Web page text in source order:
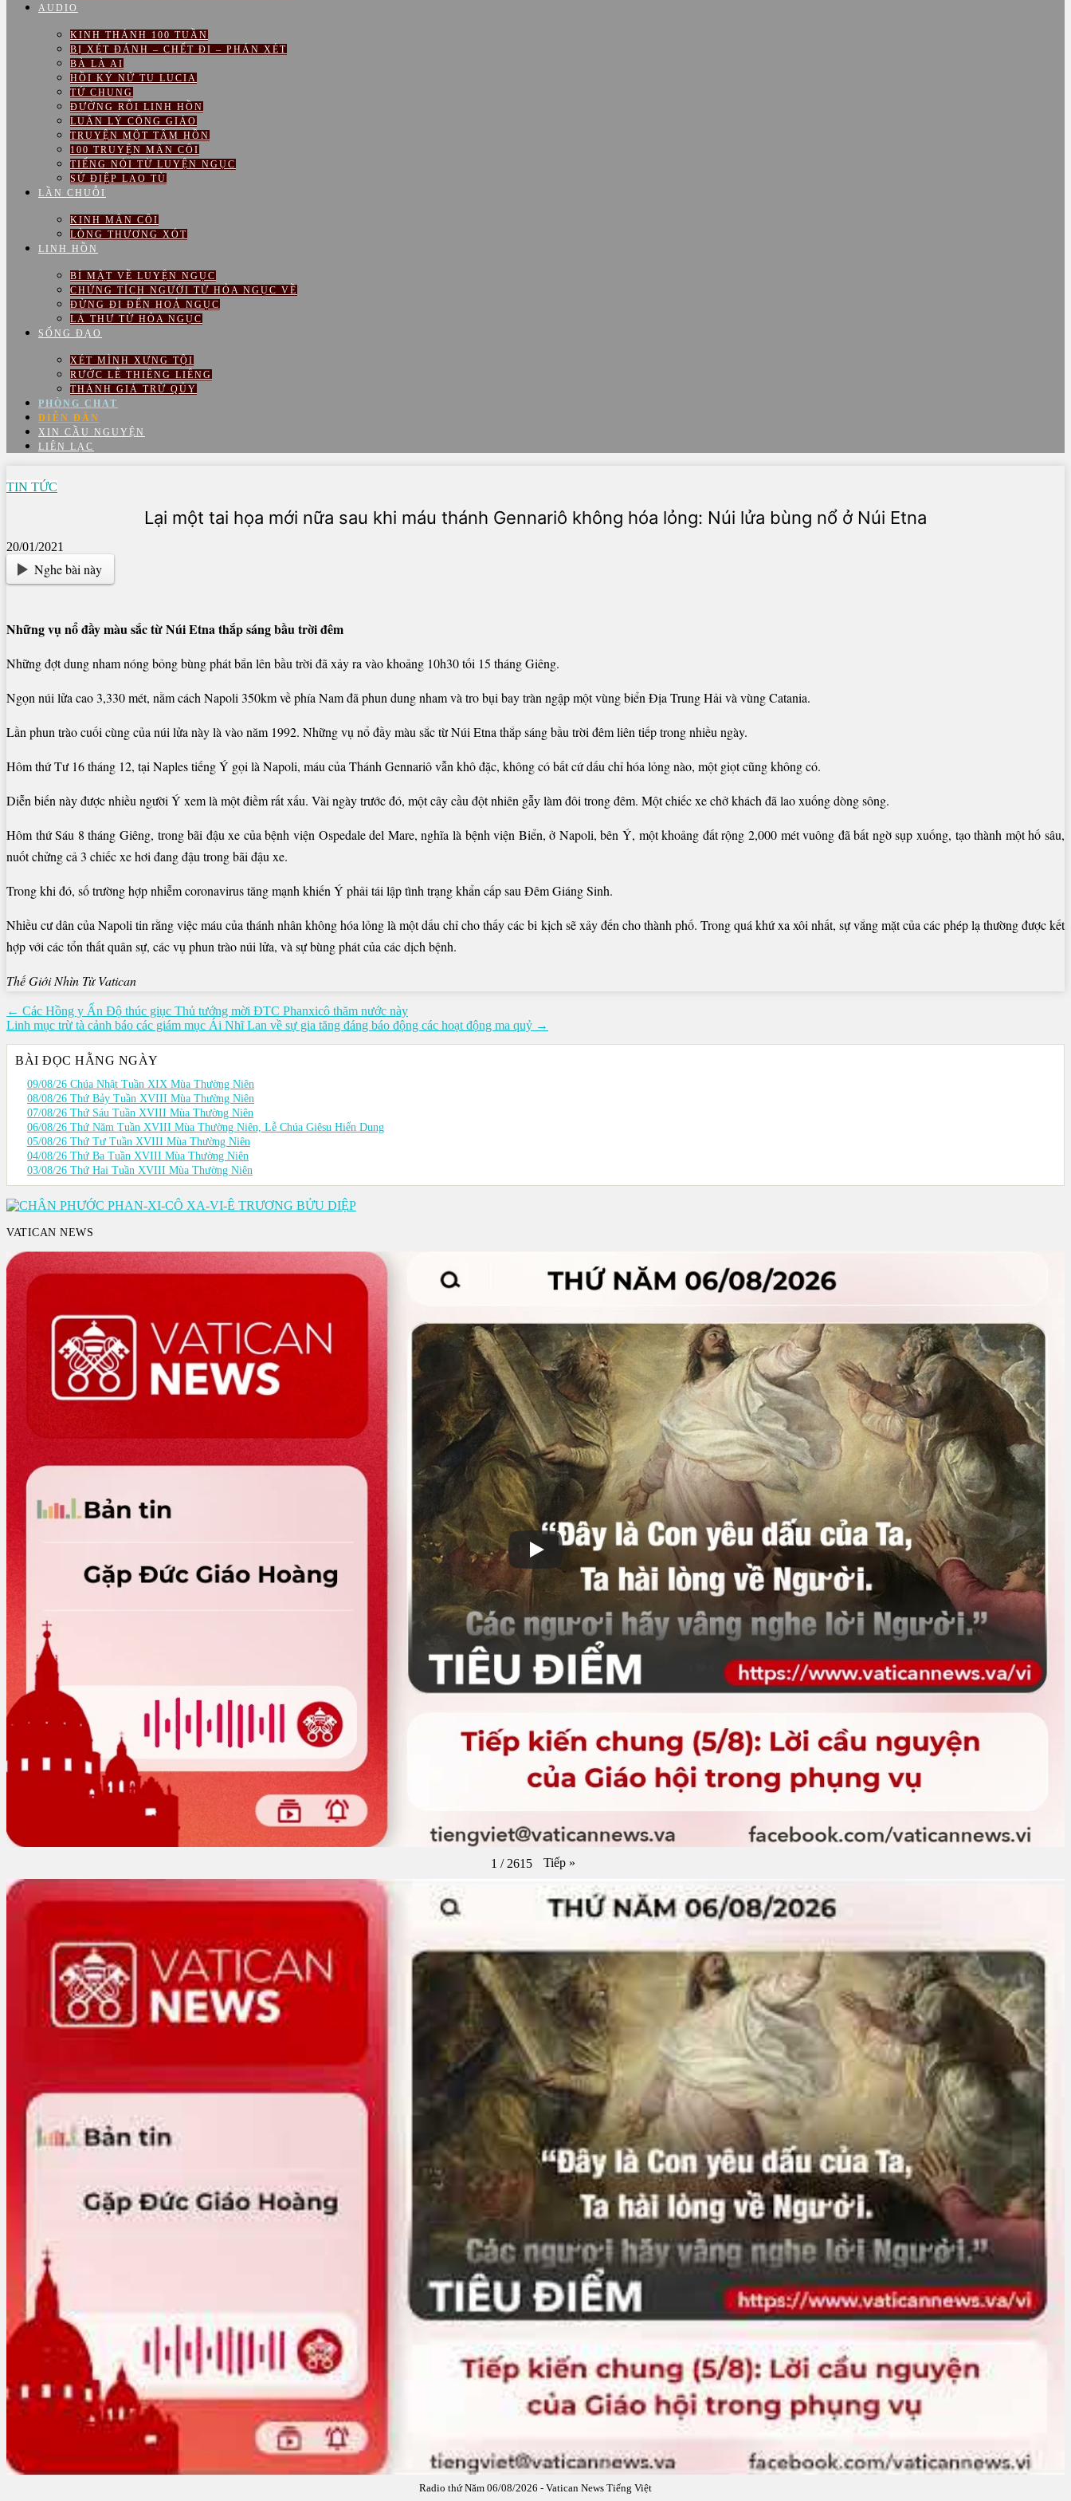
AUDIO
KINH THÁNH 100 TUẦN
BỊ XÉT ĐÁNH – CHẾT ĐI – PHÁN XÉT
BÀ LÀ AI
HỒI KÝ NỮ TU LUCIA
TỨ CHUNG
ĐƯỜNG RỖI LINH HỒN
LUÂN LÝ CÔNG GIÁO
TRUYỆN MỘT TÂM HỒN
100 TRUYỆN MÂN CÔI
TIẾNG NÓI TỪ LUYỆN NGỤC
SỨ ĐIỆP LAO TÙ
LẦN CHUỖI
KINH MÂN CÔI
LÒNG THƯƠNG XÓT
LINH HỒN
BÍ MẬT VỀ LUYỆN NGỤC
CHỨNG TÍCH NGƯỜI TỪ HỎA NGỤC VỀ
ĐỪNG ĐI ĐẾN HOẢ NGỤC
LÁ THƯ TỪ HỎA NGỤC
SỐNG ĐẠO
XÉT MÌNH XƯNG TỘI
RƯỚC LỄ THIÊNG LIÊNG
THÁNH GIÁ TRỪ QỦY
PHÒNG CHAT
DIỄN ĐÀN
XIN CẦU NGUYỆN
LIÊN LẠC
TIN TỨC
Lại một tai họa mới nữa sau khi máu thánh Gennariô không hóa lỏng: Núi lửa bùng nổ ở Núi Etna
20/01/2021
Nghe bài này
Những vụ nổ đầy màu sắc từ Núi Etna thắp sáng bầu trời đêm
Những đợt dung nham nóng bỏng bùng phát bắn lên bầu trời đã xảy ra vào khoảng 10h30 tối 15 tháng Giêng.
Ngọn núi lửa cao 3,330 mét, nằm cách Napoli 350km về phía Nam đã phun dung nham và tro bụi bay tràn ngập một vùng biển Địa Trung Hải và vùng Catania.
Lần phun trào cuối cùng của núi lửa này là vào năm 1992. Những vụ nổ đầy màu sắc từ Núi Etna thắp sáng bầu trời đêm liên tiếp trong nhiều ngày.
Hôm thứ Tư 16 tháng 12, tại Naples tiếng Ý gọi là Napoli, máu của Thánh Gennariô vẫn khô đặc, không có bất cứ dấu chỉ hóa lỏng nào, một giọt cũng không có.
Diễn biến này được nhiều người Ý xem là một điềm rất xấu. Vài ngày trước đó, một cây cầu đột nhiên gẫy làm đôi trong đêm. Một chiếc xe chở khách đã lao xuống dòng sông.
Hôm thứ Sáu 8 tháng Giêng, trong bãi đậu xe của bệnh viện Ospedale del Mare, nghĩa là bệnh viện Biển, ở Napoli, bên Ý, một khoảng đất rộng 2,000 mét vuông đã bất ngờ sụp xuống, tạo thành một hố sâu,
nuốt chửng cả 3 chiếc xe hơi đang đậu trong bãi đậu xe.
Trong khi đó, số trường hợp nhiễm coronavirus tăng mạnh khiến Ý phải tái lập tình trạng khẩn cấp sau Đêm Giáng Sinh.
Nhiều cư dân của Napoli tin rằng việc máu của thánh nhân không hóa lỏng là một dấu chỉ cho thấy các bi kịch sẽ xảy đến cho thành phố. Trong quá khứ xa xôi nhất, sự vắng mặt của các phép lạ thường được kết
hợp với các tổn thất quân sự, các vụ phun trào núi lửa, và sự bùng phát của các dịch bệnh.
Thế Giới Nhìn Từ Vatican
Điều
hướng
bài
viết
← Các Hồng y Ấn Độ thúc giục Thủ tướng mời ĐTC Phanxicô thăm nước này
Linh mục trừ tà cảnh báo các giám mục Ái Nhĩ Lan về sự gia tăng đáng báo động các hoạt động ma quỷ →
BÀI ĐỌC HẰNG NGÀY
09/08/26 Chúa Nhật Tuần XIX Mùa Thường Niên
08/08/26 Thứ Bảy Tuần XVIII Mùa Thường Niên
07/08/26 Thứ Sáu Tuần XVIII Mùa Thường Niên
06/08/26 Thứ Năm Tuần XVIII Mùa Thường Niên, Lễ Chúa Giêsu Hiển Dung
05/08/26 Thứ Tư Tuần XVIII Mùa Thường Niên
04/08/26 Thứ Ba Tuần XVIII Mùa Thường Niên
03/08/26 Thứ Hai Tuần XVIII Mùa Thường Niên
VATICAN NEWS
1 / 2615 Tiếp »
Radio thứ Năm 06/08/2026 - Vatican News Tiếng Việt